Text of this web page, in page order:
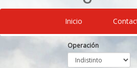
Inicio
Operación